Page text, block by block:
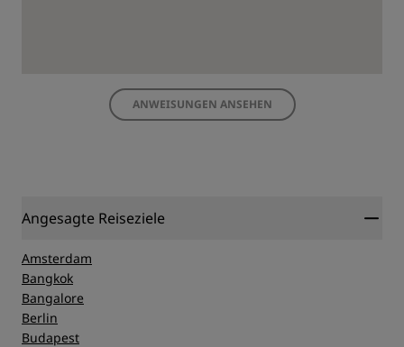
ANWEISUNGEN ANSEHEN
Angesagte Reiseziele
Amsterdam
Bangkok
Bangalore
Berlin
Budapest